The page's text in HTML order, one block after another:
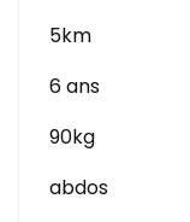
5km
6 ans
90kg
abdos